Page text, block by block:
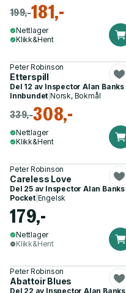
199,-181,-
Nettlager
Klikk&Hent
Peter Robinson
Etterspill
Del 12 av Inspector Alan Banks
Innbundet |Norsk, Bokmål
339,-308,-
Nettlager
Klikk&Hent
Peter Robinson
Careless Love
Del 25 av Inspector Alan Banks
Pocket| Engelsk
179,-
Nettlager
Klikk&Hent
Peter Robinson
Abattoir Blues
Del 22 av Inspector Alan Banks